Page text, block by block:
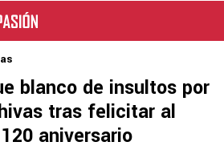
blanco de insultos por
tras felicitar al
aniversario